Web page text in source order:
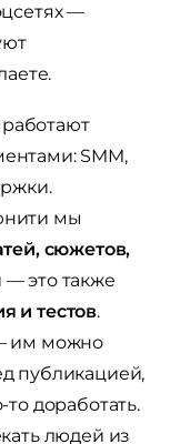
—
SMM,
мы
сюжетов,
это также
и тестов.
им можно
публикацией,
доработать.
людей из